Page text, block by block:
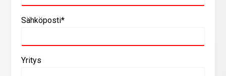
Sähköposti*
Yritys